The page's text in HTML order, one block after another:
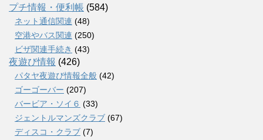
プチ情報・便利帳 (584)
ネット通信関連 (48)
空港やバス関連 (250)
ビザ関連手続き (43)
夜遊び情報 (426)
パタヤ夜遊び情報全般 (42)
ゴーゴーバー (207)
バービア・ソイ６ (33)
ジェントルマンズクラブ (67)
ディスコ・クラブ (7)